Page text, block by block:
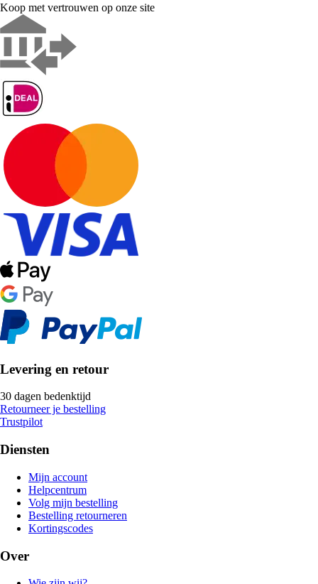
Koop met vertrouwen op onze site
Levering en retour
30 dagen bedenktijd
Retourneer je bestelling
Trustpilot
Diensten
Mijn account
Helpcentrum
Volg mijn bestelling
Bestelling retourneren
Kortingscodes
Over